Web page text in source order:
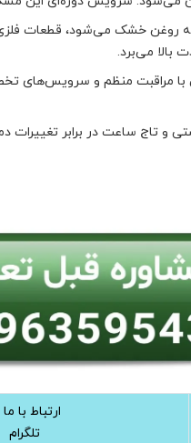
روغن خشک می‌شود، قطعات
بالا می‌برد.
مراقبت منظم و سرویس‌های
و تاج ساعت در برابر
ارتباط با ما
تلگرام